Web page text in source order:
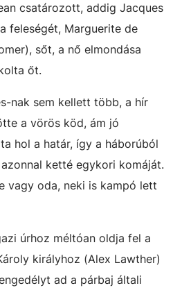
csatározott, addig Jacques
feleségét, Marguerite de
sőt, a nő elmondása
őt.
nak sem kellett több, a hír
a vörös köd, ám jó
hol a határ, így a háborúból
ketté egykori komáját.
vagy oda, neki is kampó lett
úrhoz méltóan oldja fel a
királyhoz (Alex Lawther)
ad a párbaj általi